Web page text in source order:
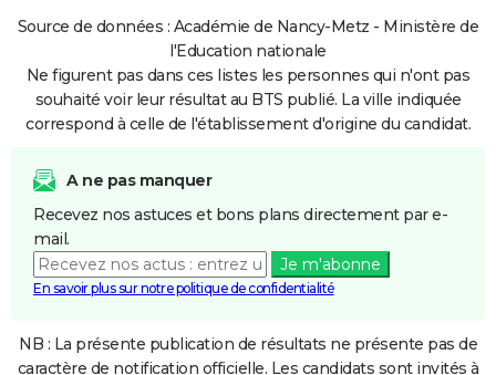
Source de données : Académie de Nancy-Metz - Ministère de
l'Education nationale
Ne figurent pas dans ces listes les personnes qui n'ont pas
souhaité voir leur résultat au BTS publié. La ville indiquée
correspond à celle de l'établissement d'origine du candidat.
A ne pas manquer
Recevez nos astuces et bons plans directement par e-
mail.
Je m'abonne
En savoir plus sur notre politique de confidentialité
NB : La présente publication de résultats ne présente pas de
caractère de notification officielle. Les candidats sont invités à